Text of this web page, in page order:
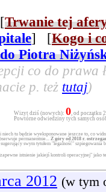
Trwanie tej
] [Kogo i
Piotra
co do
p. też tutaj)
Wizyt dziś (nowych): 0, od początku
Powtórne odwiedziny tych samych
tu będzie wyeksponowane jeszcze to, co
permanentnie... Z góry od 2018 r.
swym tytułem "legalność"
istnienie jakiejś kontroli operacyjnej" jako
2012 (w tym